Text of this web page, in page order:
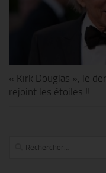
« Kirk Douglas », le
rejoint les étoiles !!
Rechercher :